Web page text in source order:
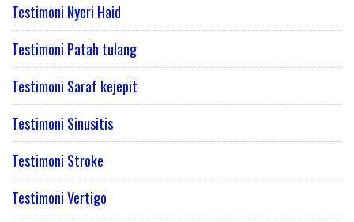
Testimoni Nyeri Haid
Testimoni Patah tulang
Testimoni Saraf kejepit
Testimoni Sinusitis
Testimoni Stroke
Testimoni Vertigo